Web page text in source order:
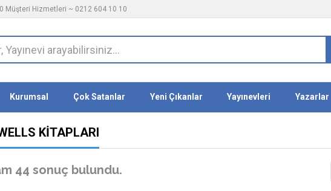
Müşteri Hizmetleri ~ 0212 604 10 10
Kurumsal Çok Satanlar Yeni Çıkanlar Yayınevleri Yazarlar
KITAPLARI
44 sonuç bulundu.